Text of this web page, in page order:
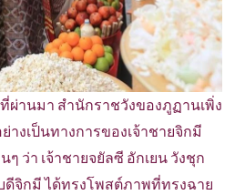
ผ่านมา สำนักราชวังของภูฏานเพิ่ง
งเป็นทางการของเจ้าชายจิกมี
ๆ ว่า เจ้าชายจยัลซี อักเยน วังชุก
ดีจิกมี ได้ทรงโพสต์ภาพที่ทรงฉาย